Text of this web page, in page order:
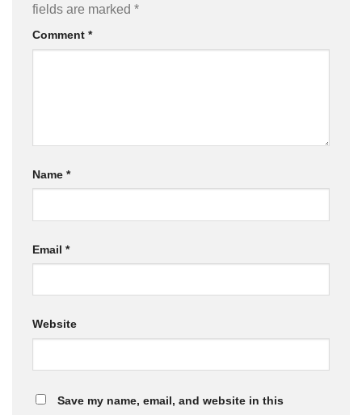
fields are marked *
Comment *
Name *
Email *
Website
Save my name, email, and website in this